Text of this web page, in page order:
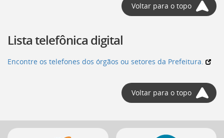
Voltar para o topo
Lista telefônica digital
Encontre os telefones dos órgãos ou setores da Prefeitura.
Voltar para o topo